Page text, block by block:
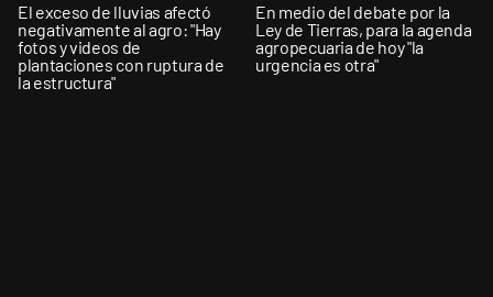
El exceso de lluvias afectó
negativamente al agro: "Hay
fotos y videos de
plantaciones con ruptura de
la estructura"
En medio del debate por la
Ley de Tierras, para la agenda
agropecuaria de hoy "la
urgencia es otra"